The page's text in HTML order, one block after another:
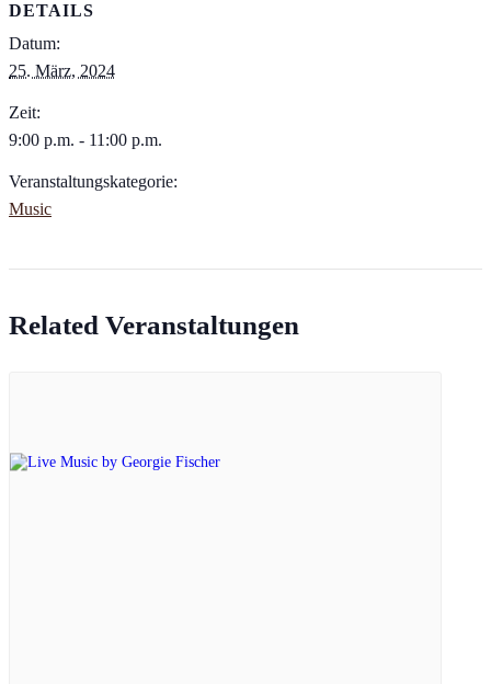
DETAILS
Datum:
25. März, 2024
Zeit:
9:00 p.m. - 11:00 p.m.
Veranstaltungskategorie:
Music
Related Veranstaltungen